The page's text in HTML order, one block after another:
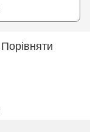
Порівняти